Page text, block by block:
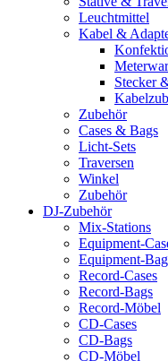
Leuchtmittel
Kabel &
Stecker
Zubehör
Cases & Bags
Licht-Sets
Traversen
Winkel
Zubehör
DJ-Zubehör
Mix-Stations
Equipment-
Equipment-
Record-Cases
Record-Bags
Record-Möbel
CD-Cases
CD-Bags
CD-Möbel